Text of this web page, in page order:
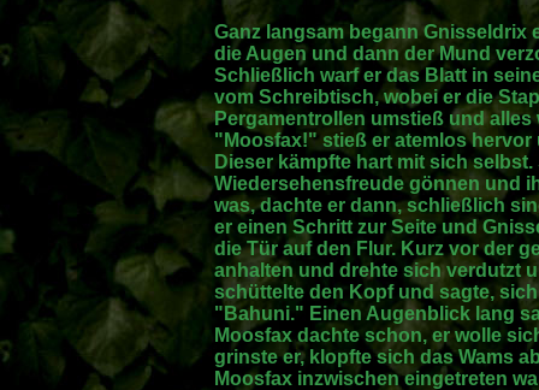
Ganz langsam begann Gnisseldrix
die Augen und dann der Mund
Schließlich warf er das Blatt in
vom Schreibtisch, wobei er die
Pergamentrollen umstieß und
"Moosfax!" stieß er atemlos
Dieser kämpfte hart mit sich
Wiedersehensfreude gönnen und
was, dachte er dann, schließlich
er einen Schritt zur Seite und
die Tür auf den Flur. Kurz vor der
anhalten und drehte sich verdutzt
schüttelte den Kopf und sagte,
"Bahuni." Einen Augenblick lang
Moosfax dachte schon, er wolle
grinste er, klopfte sich das Wams
Moosfax inzwischen eingetreten